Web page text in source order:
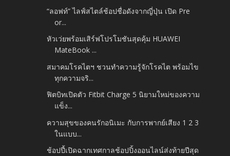
“ลอฟท์” ไลฟ์สไตล์ช้อปชื่อดังจากญี่ปุ่น เปิด Pre
or...
หัวเว่ยพร้อมเสิร์ฟโปรโมชันสุดคุ้ม HUAWEI
MateBook ...
สมาคมโรคไตฯ ชวนทำความรู้จักโรคไต พร้อมไข
ทุกความจริ...
ฟิตบิทเปิดตัว Fitbit Charge 5 นิยามใหม่ของความ
แข็ง...
ความสุขของคนรักอนิเมะ กับการพากย์เสียง 1 2 3
ในแบบ...
ช้อปปี้เปิดฉากเทศกาลช้อปปิ้งออนไลน์ส่งท้ายปีสุด